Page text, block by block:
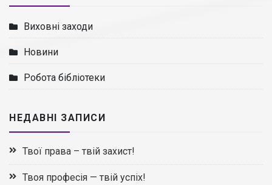
Виховні заходи
Новини
Робота бібліотеки
НЕДАВНІ ЗАПИСИ
Твої права – твій захист!
Твоя професія — твій успіх!